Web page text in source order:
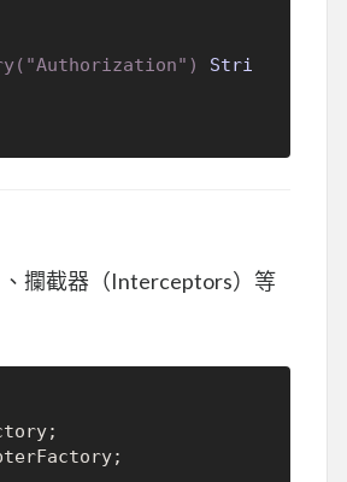
Stri
攔截器（Interceptors）等